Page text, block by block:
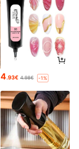
4.93€ 4.98€ -1%